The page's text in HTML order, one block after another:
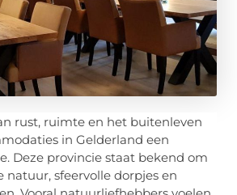
rust, ruimte en het buitenleven
in Gelderland een
Deze provincie staat bekend om
natuur, sfeervolle dorpjes en